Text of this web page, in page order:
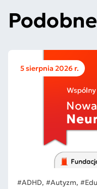
5 sierpnia 2026 r.
#ADHD, #Autyzm,